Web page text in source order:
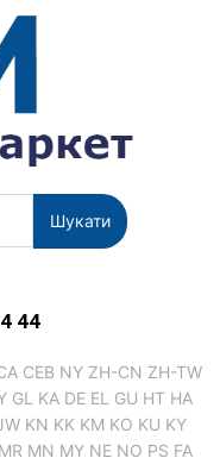
Шукати
44
CEB NY ZH-CN ZH-TW
GL KA DE EL GU HT HA
KN KK KM KO KU KY
MR MN MY NE NO PS FA